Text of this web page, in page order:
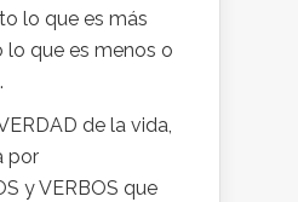
lo que es más
que es menos o
de la vida,
por
y VERBOS que